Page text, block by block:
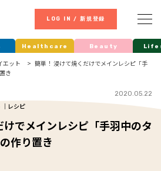
LOG IN / 新規登録
Healthcare Beauty
エット
簡単！ 浸けて焼くだけでメインレシピ「手
き
｜レシピ
2020.05.22
でメインレシピ「手羽中のタ
作り置き